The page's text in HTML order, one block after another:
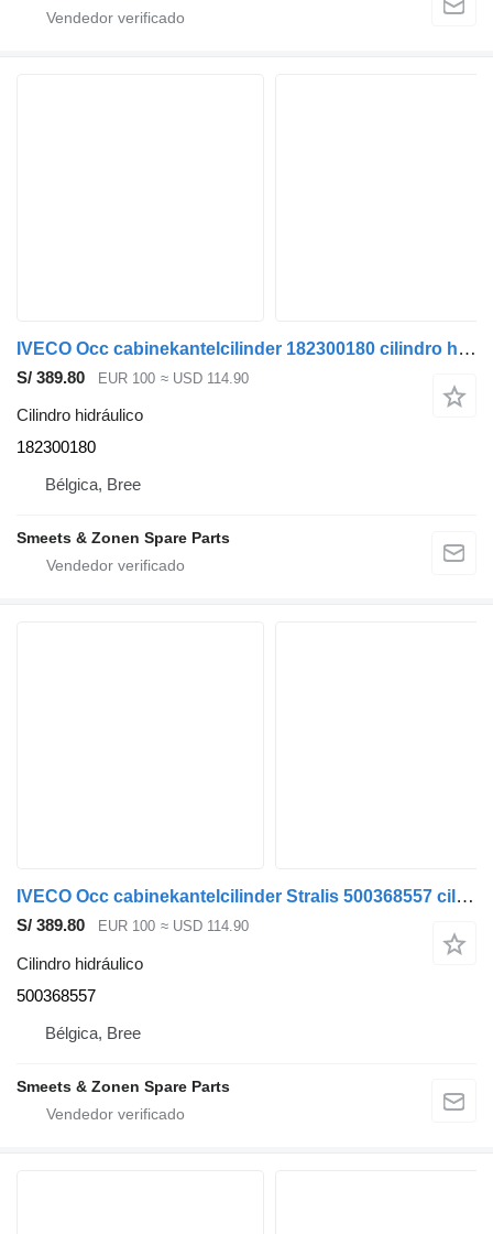
IVECO Occ cabinekantelcilinder 182300180 cilindro hidráulico para camión
S/ 389.80 EUR 100 ≈ USD 114.90
Cilindro hidráulico
182300180
Bélgica, Bree
Smeets & Zonen Spare Parts
IVECO Occ cabinekantelcilinder Stralis 500368557 cilindro hidráulico para camión
S/ 389.80 EUR 100 ≈ USD 114.90
Cilindro hidráulico
500368557
Bélgica, Bree
Smeets & Zonen Spare Parts